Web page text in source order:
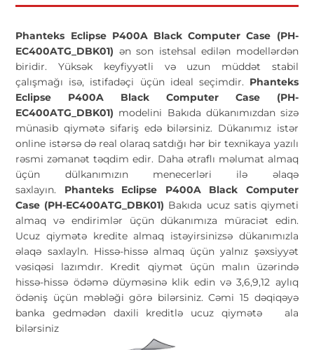
Phanteks Eclipse P400A Black Computer Case (PH-
EC400ATG_DBK01) ən son istehsal edilən modellərdən
biridir. Yüksək keyfiyyətli və uzun müddət stabil
çalışmağı isə, istifadəçi üçün ideal seçimdir. Phanteks
Eclipse P400A Black Computer Case (PH-
EC400ATG_DBK01) modelini Bakıda dükanımızdan sizə
münasib qiymətə sifariş edə bilərsiniz. Dükanımız istər
online istərsə də real olaraq satdığı hər bir texnikaya yazılı
rəsmi zəmanət təqdim edir. Daha ətraflı məlumat almaq
üçün dülkanımızın menecerləri ilə əlaqə
saxlayın. Phanteks Eclipse P400A Black Computer
Case (PH-EC400ATG_DBK01) Bakıda ucuz satis qiymeti
almaq və endirimlər üçün dükanımıza müraciət edin.
Ucuz qiymətə kredite almaq istəyirsinizsə dükanımızla
əlaqə saxlayln. Hissə-hissə almaq üçün yalnız şəxsiyyət
vəsiqəsi lazımdır. Kredit qiymət üçün malın üzərində
hissə-hissə ödəmə düyməsinə klik edin və 3,6,9,12 aylıq
ödəniş üçün məbləği görə bilərsiniz. Cəmi 15 dəqiqəyə
banka gedmədən daxili kreditlə ucuz qiymətə
ala
bilərsiniz